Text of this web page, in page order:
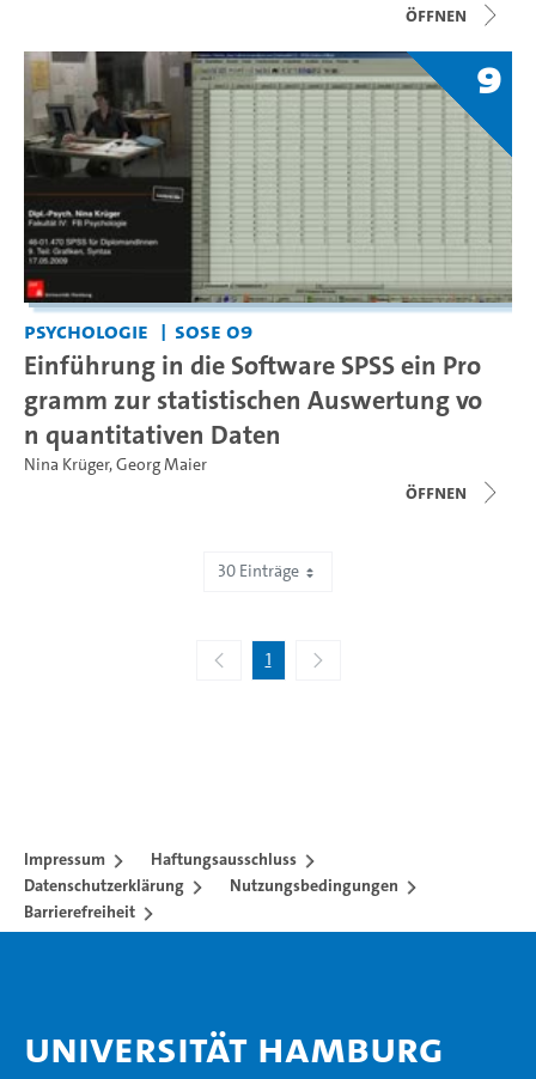
Öffnen
9
Psychologie SoSe 09
Einführung in die Software SPSS ein Pro
gramm zur statistischen Auswertung vo
n quantitativen Daten
Nina Krüger,Georg Maier
Öffnen
30 Einträge
1
Impressum
Haftungsausschluss
Datenschutzerklärung
Nutzungsbedingungen
Barrierefreiheit
Universität Hamburg